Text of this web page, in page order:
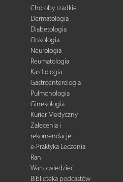
Choroby rzadkie
Dermatologia
Diabetologia
Onkologia
Neurologia
Reumatologia
Kardiologia
Gastroenterologia
Pulmonologia
Ginekologia
Kurier Medyczny
Zalecenia i
rekomendacje
e-Praktyka Leczenia
Ran
Warto wiedzieć
Biblioteka podcastów